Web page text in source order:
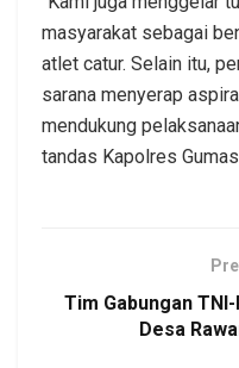
masyarakat sebagai
atlet catur. Selain itu,
sarana menyerap
mendukung
tandas Kapolres
Tim Gabungan
Desa